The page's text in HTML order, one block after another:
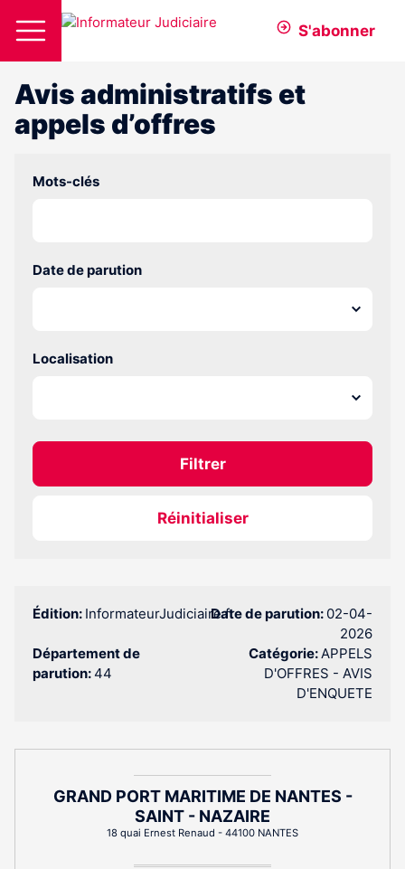
S'abonner
Avis administratifs et
appels d’offres
Mots-clés
Date de parution
Localisation
Filtrer
Réinitialiser
Édition: InformateurJudiciaire.frDate de parution: 02-04-
2026
Département de
parution:44
Catégorie:APPELS
D'OFFRES - AVIS
D'ENQUETE
GRAND PORT MARITIME DE NANTES -
SAINT - NAZAIRE
18 quai Ernest Renaud - 44100 NANTES